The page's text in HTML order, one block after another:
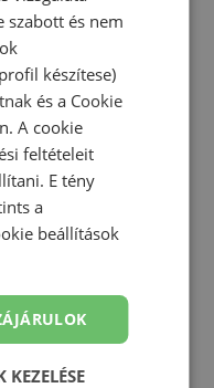
és szerezd be a
hogy
szabott és nem
készítese)
és a Cookie
A cookie
feltételeit
E tény
a
beállítások
KEZELÉSE